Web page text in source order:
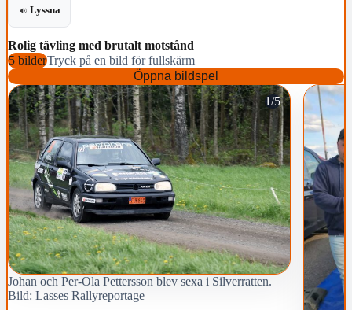
Lyssna
Rolig tävling med brutalt motstånd
5 bilderTryck på en bild för fullskärm
Öppna bildspel
1/5
Johan och Per-Ola Pettersson blev sexa i Silverratten.
Bild: Lasses Rallyreportage